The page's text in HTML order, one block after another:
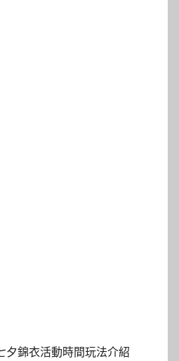
夕錦衣活動時間玩法介紹